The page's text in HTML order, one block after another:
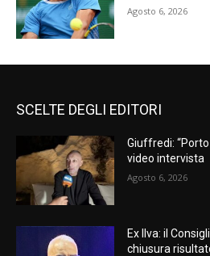
Agosto 6, 2026
SCELTE DEGLI EDITORI
Giuffredi:
video intervista
Agosto 6, 2026
Ex Ilva: il
chiusura